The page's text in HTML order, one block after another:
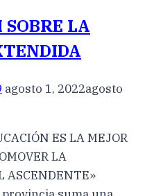
LA
agosto 1, 2022agosto
ES LA MEJOR
LA
ASCENDENTE»